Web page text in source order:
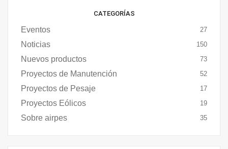
CATEGORÍAS
Eventos 27
Noticias 150
Nuevos productos 73
Proyectos de Manutención 52
Proyectos de Pesaje 17
Proyectos Eólicos 19
Sobre airpes 35